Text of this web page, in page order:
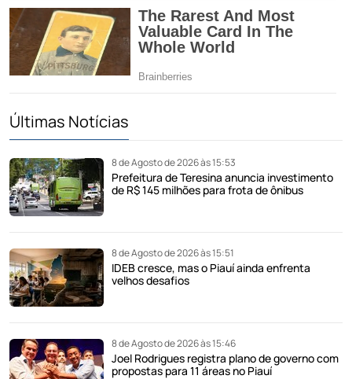
Últimas Notícias
8 de Agosto de 2026 às 15:53
Prefeitura de Teresina anuncia investimento
de R$ 145 milhões para frota de ônibus
8 de Agosto de 2026 às 15:51
IDEB cresce, mas o Piauí ainda enfrenta
velhos desafios
8 de Agosto de 2026 às 15:46
Joel Rodrigues registra plano de governo com
propostas para 11 áreas no Piauí